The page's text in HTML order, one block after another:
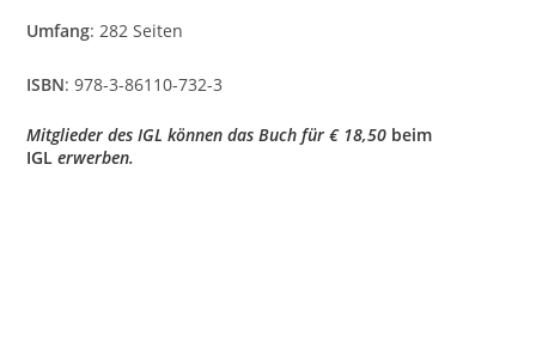
Umfang: 282 Seiten
ISBN: 978-3-86110-732-3
Mitglieder des IGL können das Buch für € 18,50 beim
IGL erwerben.